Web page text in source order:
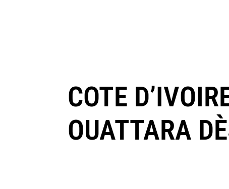
COTE
OUATTARA